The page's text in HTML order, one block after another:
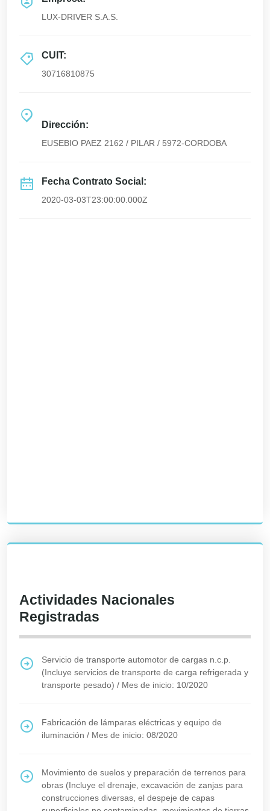
LUX-DRIVER S.A.S.
CUIT:
30716810875
Dirección:
EUSEBIO PAEZ 2162 / PILAR / 5972-CORDOBA
Fecha Contrato Social:
2020-03-03T23:00:00.000Z
Actividades Nacionales
Registradas
Servicio de transporte automotor de cargas n.c.p.
(Incluye servicios de transporte de carga refrigerada y
transporte pesado) / Mes de inicio: 10/2020
Fabricación de lámparas eléctricas y equipo de
iluminación / Mes de inicio: 08/2020
Movimiento de suelos y preparación de terrenos para
obras (Incluye el drenaje, excavación de zanjas para
construcciones diversas, el despeje de capas